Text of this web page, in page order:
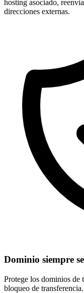
hosting asociado,
direcciones externas.
Dominio siempre
Protege los dominios de
bloqueo de transferencia.